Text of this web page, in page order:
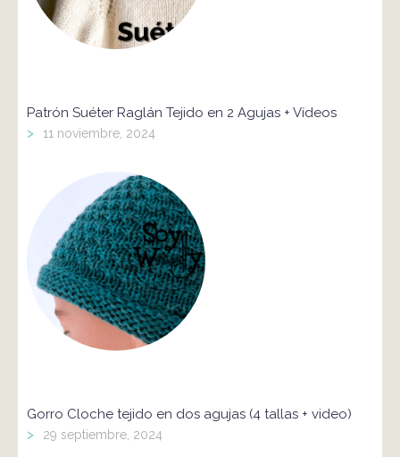
Patrón Suéter Raglán Tejido en 2 Agujas + Vídeos
> 11 noviembre, 2024
Gorro Cloche tejido en dos agujas (4 tallas + video)
> 29 septiembre, 2024